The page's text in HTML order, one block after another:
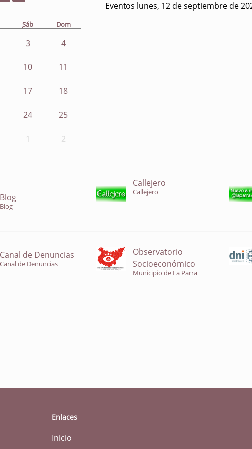
Sáb Dom
3 4
10 11
17 18
24 25
1 2
Eventos lunes, 12 de septiembre de
Blog
Blog
Callejero
Callejero
Canal de Denuncias
Canal de Denuncias
Observatorio
Socioeconómico
Municipio de La Parra
Enlaces
Inicio